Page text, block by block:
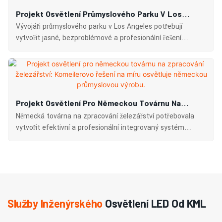
Projekt Osvětlení Průmyslového Parku V Los
Angeles: Řešení Osvětlení KML Osvětluje Americký
Průmyslový Park
Vývojáři průmyslového parku v Los Angeles potřebují
vytvořit jasné, bezproblémové a profesionální řešení
Projekt Osvětlení Pro Německou Továrnu Na
Zpracování Železářství: Komeilerovo Řešení Na
Míru Osvětluje Německou Průmyslovou Výrobu.
Německá továrna na zpracování železářství potřebovala
vytvořit efektivní a profesionální integrovaný systém
Služby InženýrskéhoOsvětlení LED Od KML